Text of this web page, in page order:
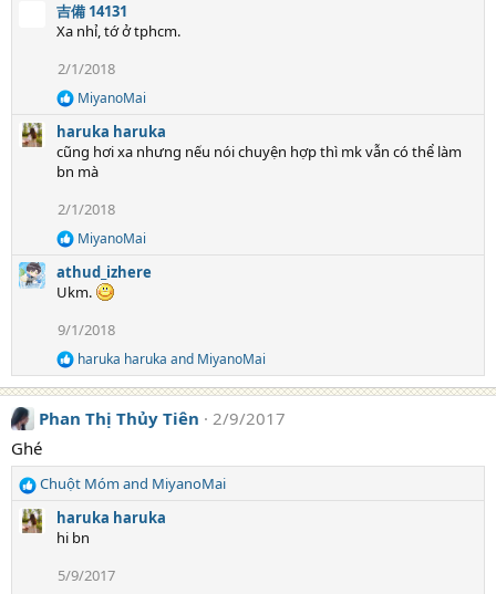
吉備 14131
Xa nhỉ, tớ ở tphcm.
2/1/2018
R
e
a
c
t
o
n
s
:
MiyanoMai
haruka haruka
cũng hơi xa nhưng nếu nói chuyện hợp thì mk vẫn có thể làm
bn mà
2/1/2018
R
a
c
i
o
n
s
MiyanoMai
athud_izhere
Ukm.
9/1/2018
R
e
a
c
n
s
:
haruka haruka and MiyanoMai
Phan Thị Thủy Tiên
2/9/2017
Ghé
R
e
a
Chuột Mómand MiyanoMai
haruka haruka
hi bn
5/9/2017